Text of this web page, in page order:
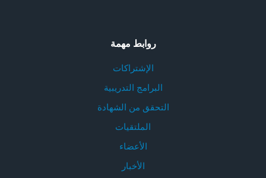
روابط مهمة
الإشتراكات
البرامج التدريبية
التحقق من الشهادة
الملتقيات
الأعضاء
الأخبار